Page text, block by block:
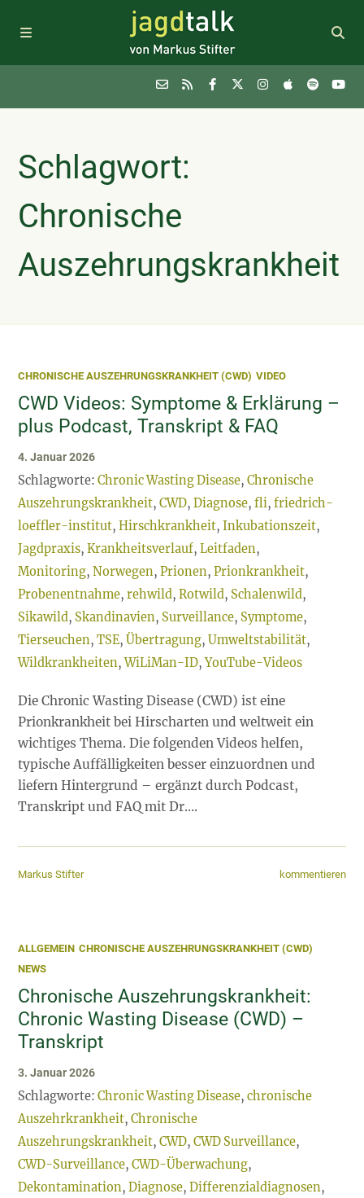
Schlagwort:
Chronische
Auszehrungskrankheit
CHRONISCHE AUSZEHRUNGSKRANKHEIT (CWD) VIDEO
CWD Videos: Symptome & Erklärung –
plus Podcast, Transkript & FAQ
4. Januar 2026
Schlagworte:Chronic Wasting Disease,Chronische
Auszehrungskrankheit,CWD,Diagnose,fli,friedrich-
loeffler-institut,Hirschkrankheit,Inkubationszeit,
Jagdpraxis,Krankheitsverlauf,Leitfaden,
Monitoring,Norwegen,Prionen,Prionkrankheit,
Probenentnahme,rehwild,Rotwild, Schalenwild,
Sikawild, Skandinavien, Surveillance, Symptome,
Tierseuchen,TSE, Übertragung, Umweltstabilität,
Wildkrankheiten,WiLiMan-ID,YouTube-Videos
Die Chronic Wasting Disease (CWD) ist eine
Prionkrankheit bei Hirscharten und weltweit ein
wichtiges Thema. Die folgenden Videos helfen,
typische Auffälligkeiten besser einzuordnen und
liefern Hintergrund – ergänzt durch Podcast,
Transkript und FAQ mit Dr….
kommentieren
Markus Stifter
ALLGEMEIN CHRONISCHE AUSZEHRUNGSKRANKHEIT (CWD)
NEWS
Chronische Auszehrungskrankheit:
Chronic Wasting Disease (CWD) –
Transkript
3. Januar 2026
Schlagworte:Chronic Wasting Disease,chronische
Auszehrkrankheit,Chronische
Auszehrungskrankheit,CWD,CWD Surveillance,
CWD-Surveillance,CWD-Überwachung,
Dekontamination,Diagnose,Differenzialdiagnosen,